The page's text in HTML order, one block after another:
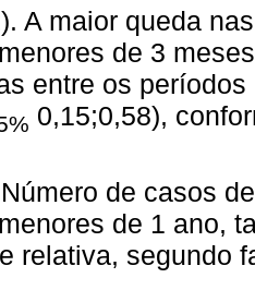
A maior queda
de 3
entre os
0,15;0,58),
Número de casos
de 1 ano,
relativa, segundo